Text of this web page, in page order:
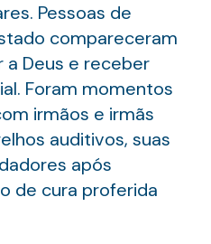
Pessoas de
compareceram
a Deus e receber
Foram momentos
irmãos e irmãs
auditivos, suas
após
de cura proferida